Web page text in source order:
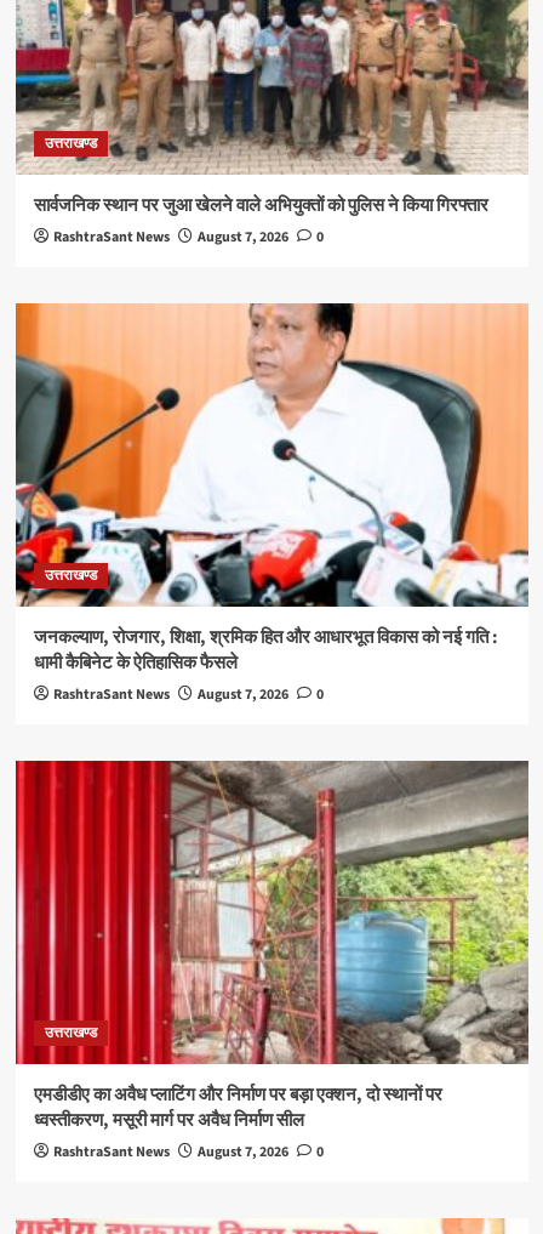
उत्तराखण्ड
सार्वजनिक स्थान पर जुआ खेलने वाले अभियुक्तों को पुलिस ने किया गिरफ्तार
RashtraSant News August 7, 2026 0
उत्तराखण्ड
जनकल्याण, रोजगार, शिक्षा, श्रमिक हित और आधारभूत विकास को नई गति :
धामी कैबिनेट के ऐतिहासिक फैसले
RashtraSant News August 7, 2026 0
उत्तराखण्ड
एमडीडीए का अवैध प्लाटिंग और निर्माण पर बड़ा एक्शन, दो स्थानों पर
ध्वस्तीकरण, मसूरी मार्ग पर अवैध निर्माण सील
RashtraSant News August 7, 2026 0